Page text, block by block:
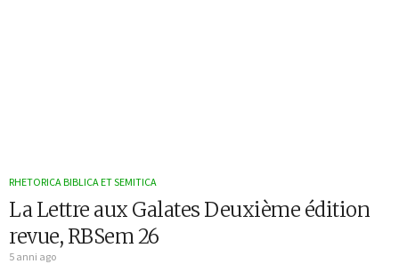
RHETORICA BIBLICA ET SEMITICA
La Lettre aux Galates Deuxième édition
revue, RBSem 26
5 anni ago